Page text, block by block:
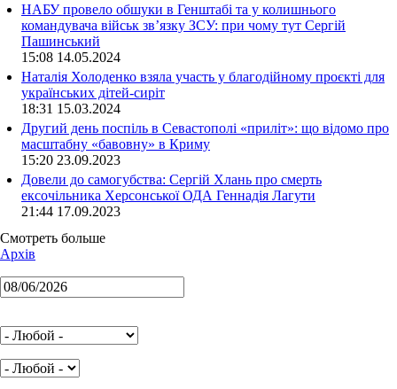
НАБУ провело обшуки в Генштабі та у колишнього
командувача військ зв’язку ЗСУ: при чому тут Сергій
Пашинський
15:08 14.05.2024
Наталія Холоденко взяла участь у благодійному проєкті для
українських дітей-сиріт
18:31 15.03.2024
Другий день поспіль в Севастополі «приліт»: що відомо про
масштабну «бавовну» в Криму
15:20 23.09.2023
Довели до самогубства: Сергій Хлань про смерть
ексочільника Херсонської ОДА Геннадія Лагути
21:44 17.09.2023
Смотреть больше
Архів